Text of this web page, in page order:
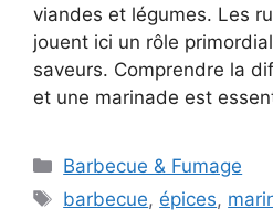
viandes et légumes. Les
jouent ici un rôle
saveurs. Comprendre la
et une marinade est
Catégories
Barbecue & Fumage
Étiquettes
barbecue, épices,